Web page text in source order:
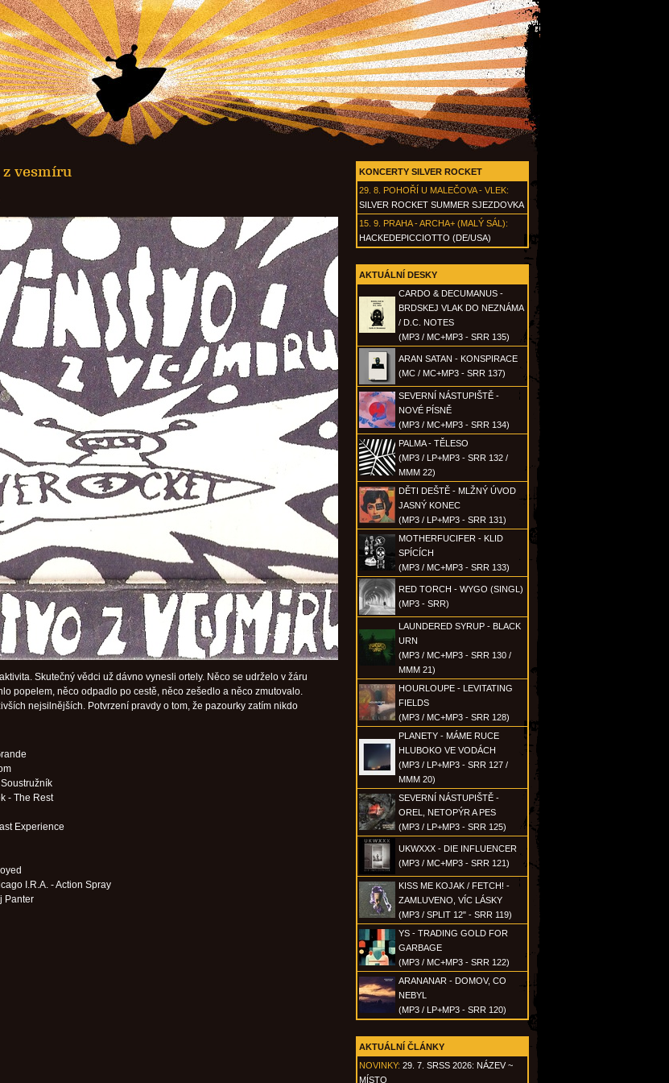
KONCERTY SILVER ROCKET
29. 8. POHOŘÍ U MALEČOVA - VLEK:
SILVER ROCKET SUMMER SJEZDOVKA
15. 9. PRAHA - ARCHA+ (MALÝ SÁL):
HACKEDEPICCIOTTO (DE/USA)
AKTUÁLNÍ DESKY
CARDO & DECUMANUS -
BRDSKEJ VLAK DO NEZNÁMA
/ D.C. NOTES
(MP3 / MC+MP3 - SRR 135)
ARAN SATAN - KONSPIRACE
(MC / MC+MP3 - SRR 137)
SEVERNÍ NÁSTUPIŠTĚ -
NOVÉ PÍSNĚ
(MP3 / MC+MP3 - SRR 134)
PALMA - TĚLESO
(MP3 / LP+MP3 - SRR 132 /
MMM 22)
DĚTI DEŠTĚ - MLŽNÝ ÚVOD
JASNÝ KONEC
(MP3 / LP+MP3 - SRR 131)
MOTHERFUCIFER - KLID
SPÍCÍCH
(MP3 / MC+MP3 - SRR 133)
RED TORCH - WYGO (SINGL)
(MP3 - SRR)
LAUNDERED SYRUP - BLACK
URN
(MP3 / MC+MP3 - SRR 130 /
MMM 21)
HOURLOUPE - LEVITATING
FIELDS
(MP3 / MC+MP3 - SRR 128)
PLANETY - MÁME RUCE
HLUBOKO VE VODÁCH
(MP3 / LP+MP3 - SRR 127 /
MMM 20)
SEVERNÍ NÁSTUPIŠTĚ -
OREL, NETOPÝR A PES
(MP3 / LP+MP3 - SRR 125)
UKWXXX - DIE INFLUENCER
(MP3 / MC+MP3 - SRR 121)
KISS ME KOJAK / FETCH! -
ZAMLUVENO, VÍC LÁSKY
(MP3 / SPLIT 12" - SRR 119)
YS - TRADING GOLD FOR
GARBAGE
(MP3 / MC+MP3 - SRR 122)
ARANANAR - DOMOV, CO
NEBYL
(MP3 / LP+MP3 - SRR 120)
AKTUÁLNÍ ČLÁNKY
NOVINKY: 29. 7. SRSS 2026: NÁZEV ~
MÍSTO
vesmíru
Skutečný vědci už dávno vynesli ortely. Něco se udrželo v žáru
popelem, něco odpadlo po cestě, něco zešedlo a něco zmutovalo.
nejsilnějších. Potvrzení pravdy o tom, že pazourky zatím nikdo
- The Rest
Experience
I.R.A. - Action Spray
Panter